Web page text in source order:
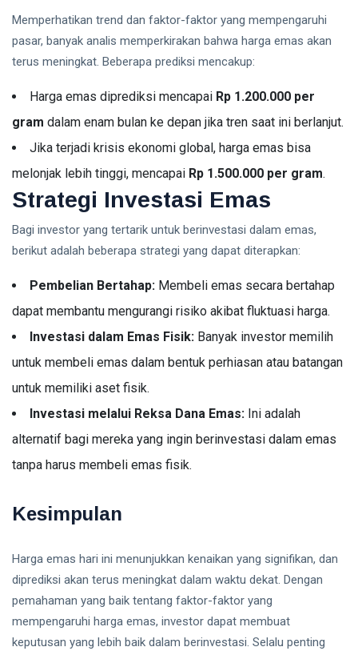
Memperhatikan trend dan faktor-faktor yang mempengaruhi
pasar, banyak analis memperkirakan bahwa harga emas akan
terus meningkat. Beberapa prediksi mencakup:
Harga emas diprediksi mencapai Rp 1.200.000 per
gram dalam enam bulan ke depan jika tren saat ini berlanjut.
Jika terjadi krisis ekonomi global, harga emas bisa
melonjak lebih tinggi, mencapai Rp 1.500.000 per gram.
Strategi Investasi Emas
Bagi investor yang tertarik untuk berinvestasi dalam emas,
berikut adalah beberapa strategi yang dapat diterapkan:
Pembelian Bertahap: Membeli emas secara bertahap
dapat membantu mengurangi risiko akibat fluktuasi harga.
Investasi dalam Emas Fisik: Banyak investor memilih
untuk membeli emas dalam bentuk perhiasan atau batangan
untuk memiliki aset fisik.
Investasi melalui Reksa Dana Emas: Ini adalah
alternatif bagi mereka yang ingin berinvestasi dalam emas
tanpa harus membeli emas fisik.
Kesimpulan
Harga emas hari ini menunjukkan kenaikan yang signifikan, dan
diprediksi akan terus meningkat dalam waktu dekat. Dengan
pemahaman yang baik tentang faktor-faktor yang
mempengaruhi harga emas, investor dapat membuat
keputusan yang lebih baik dalam berinvestasi. Selalu penting